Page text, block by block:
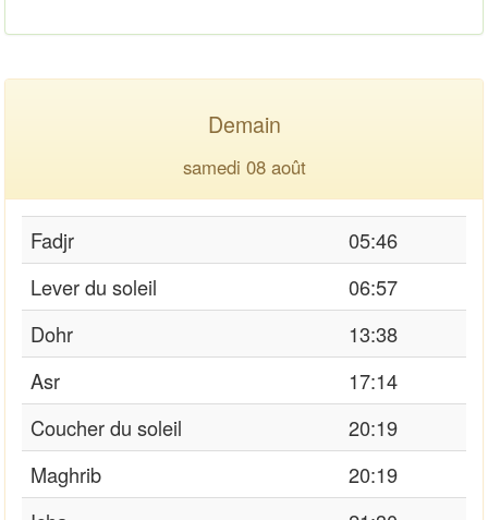
Demain
samedi 08 août
Fadjr
05:46
Lever du soleil
06:57
Dohr
13:38
Asr
17:14
Coucher du soleil
20:19
Maghrib
20:19